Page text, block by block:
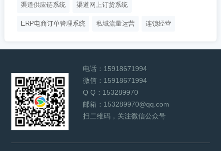
渠道供应链系统 渠道网上订货系统
ERP电商订单管理系统 私域流量运营 连锁经营
电话： 15918671994
微信： 15918671994
Q Q： 153289970
邮箱： 153289970@qq.com
扫二维码，关注微信公众号